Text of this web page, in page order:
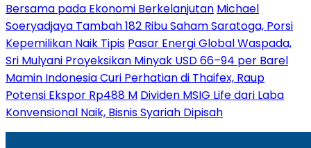
Bersama pada Ekonomi Berkelanjutan Michael
Soeryadjaya Tambah 182 Ribu Saham Saratoga, Porsi
Kepemilikan Naik Tipis Pasar Energi Global Waspada,
Sri Mulyani Proyeksikan Minyak USD 66–94 per Barel
Mamin Indonesia Curi Perhatian di Thaifex, Raup
Potensi Ekspor Rp488 M Dividen MSIG Life dari Laba
Konvensional Naik, Bisnis Syariah Dipisah